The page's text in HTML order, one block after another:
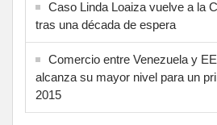
Caso Linda Loaiza vuelve a la
tras una década de espera
Comercio entre Venezuela y
alcanza su mayor nivel para un
2015